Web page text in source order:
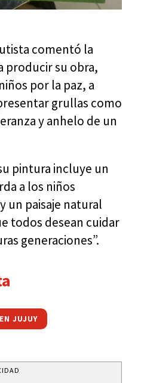
comentó la
producir su obra,
por la paz, a
grullas como
y anhelo de un
pintura incluye un
a los niños
un paisaje natural
todos desean cuidar
generaciones”.
JUJUY